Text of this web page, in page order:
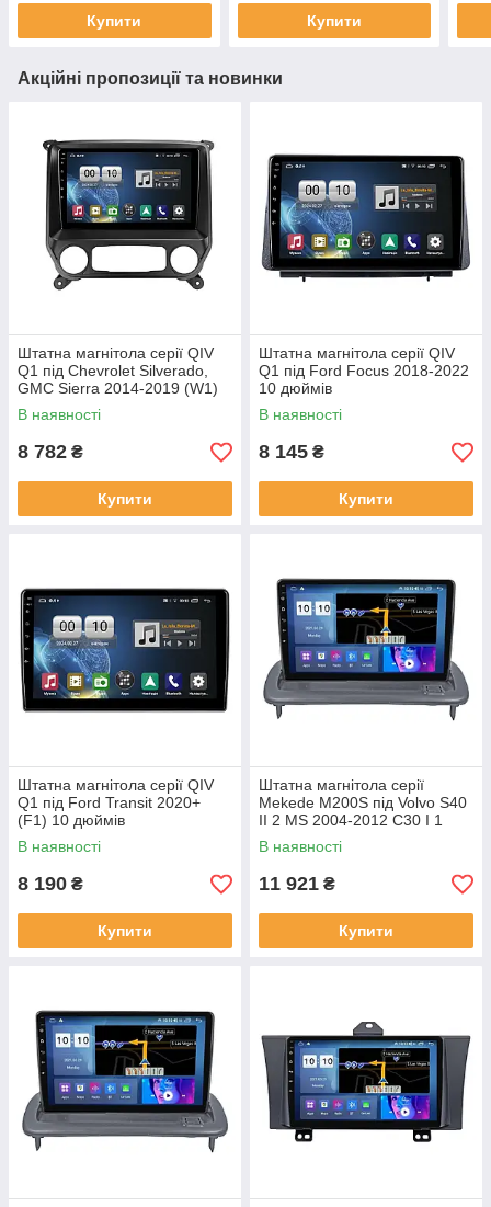
Купити Купити
Акційні пропозиції та новинки
Штатна магнітола серії QIV
Q1 під Chevrolet Silverado,
GMC Sierra 2014-2019 (W1)
10 дюймів
В наявності
8 782 ₴
Купити
Штатна магнітола серії QIV
Q1 під Ford Focus 2018-2022
10 дюймів
В наявності
8 145 ₴
Купити
Штатна магнітола серії QIV
Q1 під Ford Transit 2020+
(F1) 10 дюймів
В наявності
8 190 ₴
Купити
Штатна магнітола серії
Mekede M200S під Volvo S40
II 2 MS 2004-2012 C30 I 1
2006-2013 C70 II 2 2005-2013
(W1)
В наявності
11 921 ₴
Купити